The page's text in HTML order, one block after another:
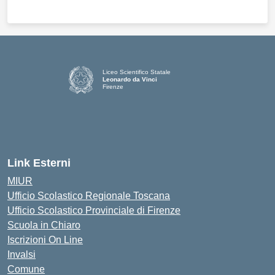
Liceo Scientifico Statale
Leonardo da Vinci
Firenze
Link Esterni
MIUR
Ufficio Scolastico Regionale Toscana
Ufficio Scolastico Provinciale di Firenze
Scuola in Chiaro
Iscrizioni On Line
Invalsi
Comune